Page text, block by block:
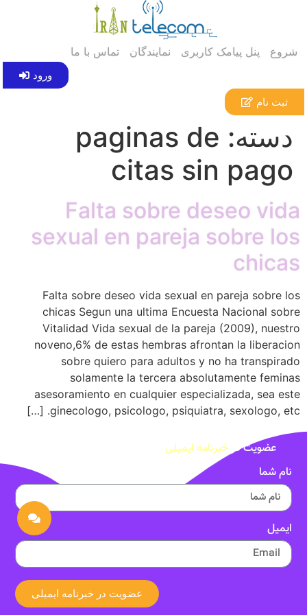
شروع پنل پیامک کاربری نمایندگان تماس با ما
ورود
ثبت نام
دسته: paginas de
citas sin pago
Falta sobre deseo vida
sexual en pareja sobre los
chicas
Falta sobre deseo vida sexual en pareja sobre los
chicas Segun una ultima Encuesta Nacional sobre
Vitalidad Vida sexual de la pareja (2009), nuestro
noveno,6% de estas hembras afrontan la liberacion
sobre quiero para adultos y no ha transpirado
solamente la tercera absolutamente feminas
asesoramiento en cualquier especializada, sea este
ginecologo, psicologo, psiquiatra, sexologo, etc. […]
عضویت در خبرنامه ایمیلی
نام شما
ایمیل
عضویت در خبرنامه ایمیلی